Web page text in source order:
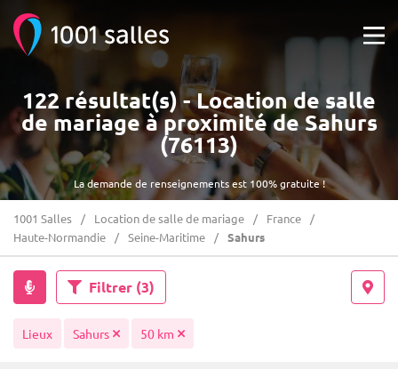
La demande de renseignements est 100% gratuite !
122 résultat(s) - Location de salle
de mariage à proximité de Sahurs
(76113)
1001 Salles Location de salle de mariage
France
Haute-Normandie
Seine-Maritime Sahurs
Filtrer (3)
Lieux Sahurs 50 km